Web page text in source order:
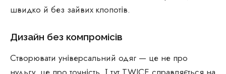
швидко й без зайвих клопотів.
Дизайн без компромісів
Створювати універсальний одяг — це не про